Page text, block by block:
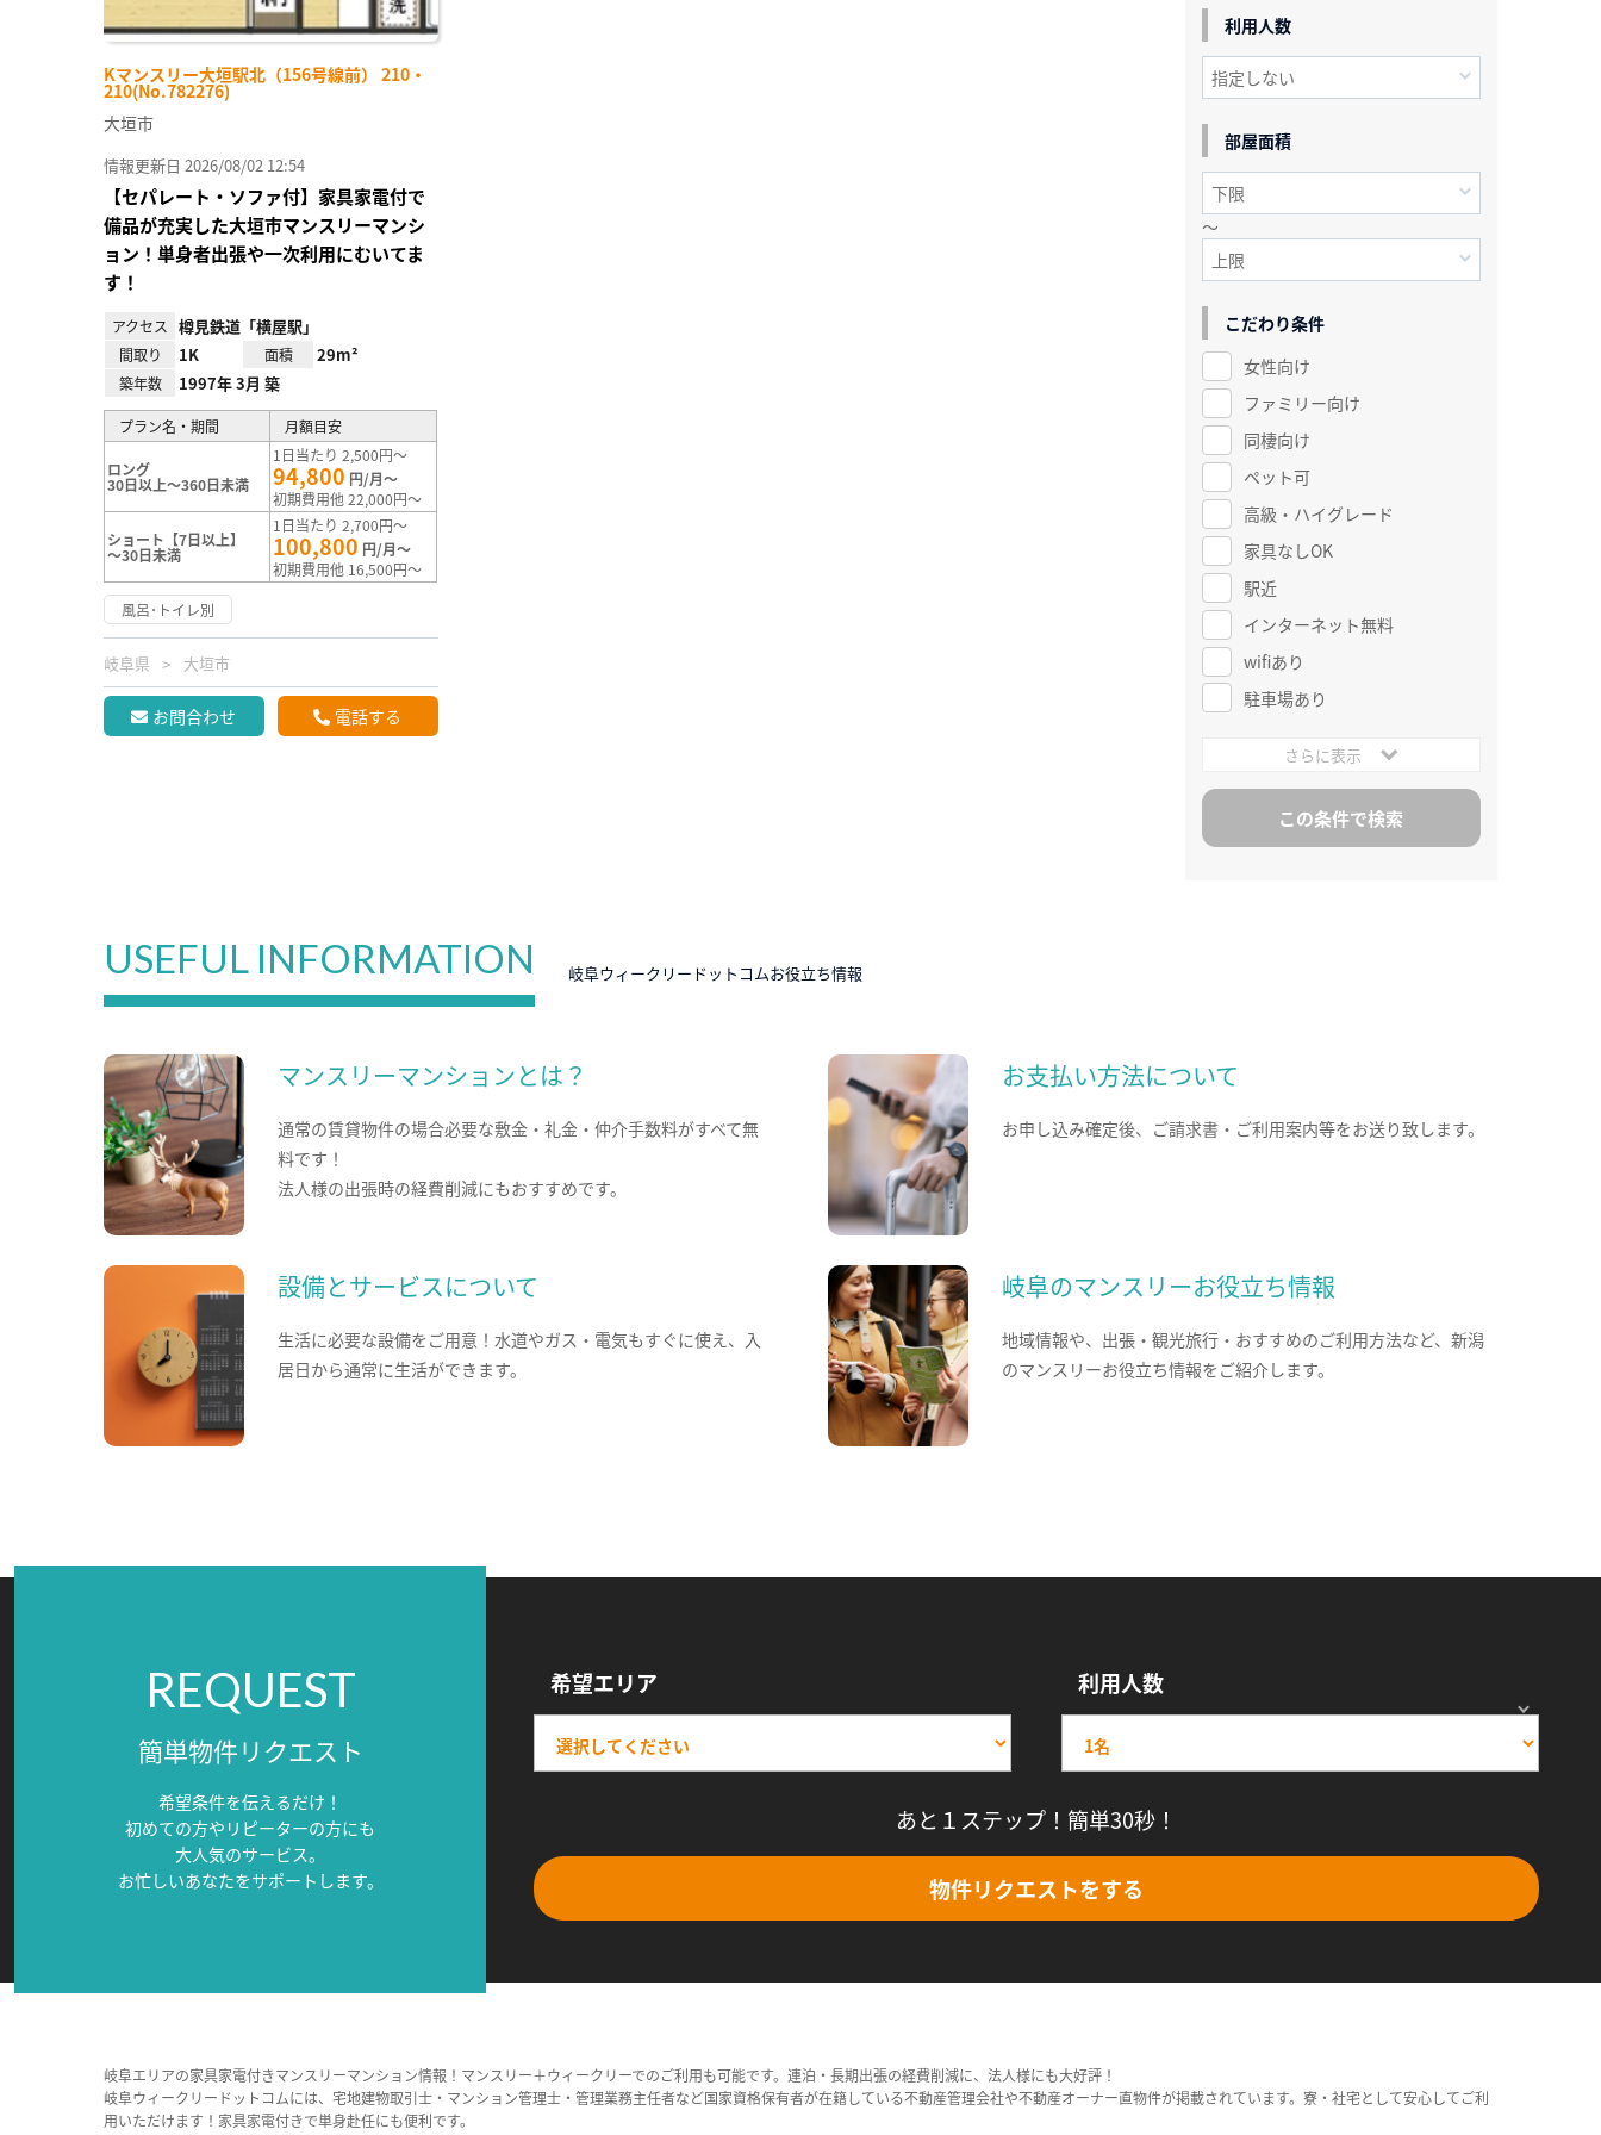
Kマンスリー大垣駅北（156号線前） 210・
210(No.782276)
大垣市
情報更新日 2026/08/02 12:54
【セパレート・ソファ付】家具家電付で
備品が充実した大垣市マンスリーマンシ
ョン！単身者出張や一次利用にむいてま
す！
アクセス 樽見鉄道「横屋駅」
間取り 1K 面積 29m²
築年数 1997年 3月 築
プラン名・期間 月額目安
ロング
30日以上～360日未満
1日当たり 2,500円～
94,800 円/月～
初期費用他 22,000円～
ショート【7日以上】
～30日未満
1日当たり 2,700円～
100,800 円/月～
初期費用他 16,500円～
風呂･トイレ別
岐阜県 大垣市
お問合わせ 電話する
利用人数
部屋面積
～
こだわり条件
女性向け
ファミリー向け
同棲向け
ペット可
高級・ハイグレード
家具なしOK
駅近
インターネット無料
wifiあり
駐車場あり
さらに表示
USEFUL INFORMATION 岐阜ウィークリードットコムお役立ち情報
マンスリーマンションとは？
通常の賃貸物件の場合必要な敷金・礼金・仲介手数料がすべて無
料です！
法人様の出張時の経費削減にもおすすめです。
お支払い方法について
お申し込み確定後、ご請求書・ご利用案内等をお送り致します。
設備とサービスについて
生活に必要な設備をご用意！水道やガス・電気もすぐに使え、入
居日から通常に生活ができます。
岐阜のマンスリーお役立ち情報
地域情報や、出張・観光旅行・おすすめのご利用方法など、新潟
のマンスリーお役立ち情報をご紹介します。
REQUEST
簡単物件リクエスト
希望条件を伝えるだけ！
初めての方やリピーターの方にも
大人気のサービス。
お忙しいあなたをサポートします。
希望エリア 利用人数
あと１ステップ！簡単30秒！
物件リクエストをする
岐阜エリアの家具家電付きマンスリーマンション情報！マンスリー＋ウィークリーでのご利用も可能です。連泊・長期出張の経費削減に、法人様にも大好評！
岐阜ウィークリードットコムには、宅地建物取引士・マンション管理士・管理業務主任者など国家資格保有者が在籍している不動産管理会社や不動産オーナー直物件が掲載されています。寮・社宅として安心してご利
用いただけます！家具家電付きで単身赴任にも便利です。